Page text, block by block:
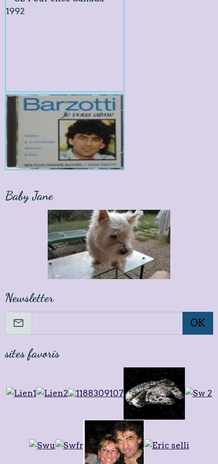
Baby Jane
Newsletter
OK
sites favoris